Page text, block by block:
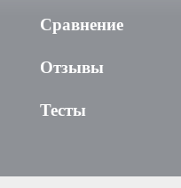
Сравнение
Отзывы
Тесты